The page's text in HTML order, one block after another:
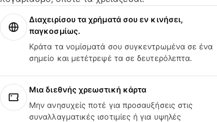
Διαχειρίσου τα χρήματά σου εν κινήσει,
παγκοσμίως.
Κράτα τα νομίσματά σου συγκεντρωμένα σε ένα
σημείο και μετέτρεψέ τα σε δευτερόλεπτα.
Μια διεθνής χρεωστική κάρτα
Μην ανησυχείς ποτέ για προσαυξήσεις στις
συναλλαγματικές ισοτιμίες ή για υψηλές